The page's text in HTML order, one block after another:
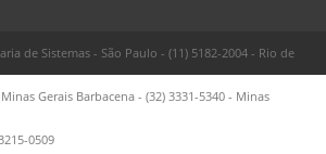
de Sistemas - São Paulo - (11) 5182-2004 - Rio de
Gerais Barbacena - (32) 3331-5340 - Minas
0509